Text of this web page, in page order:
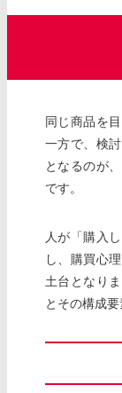
同じ商品を
一方で、検
となるのが
です。
人が「購入
し、購買心
土台となり
とその構成要